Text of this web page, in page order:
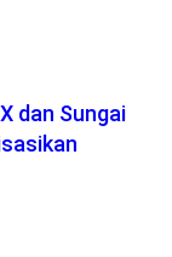
dan Sungai